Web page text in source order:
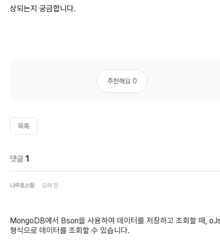
상되는지 궁금합니다.
추천해요 0
목록
댓글 1
나우호스팅 오래 전
MongoDB에서 Bson을 사용하여 데이터를 저장하고 조회할 때,
형식으로 데이터를 조회할 수 있습니다.